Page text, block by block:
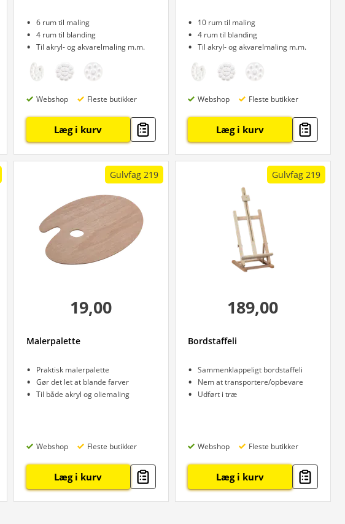
6 rum til maling
4 rum til blanding
Til akryl- og akvarelmaling m.m.
Webshop Fleste butikker
Læg i kurv
10 rum til maling
4 rum til blanding
Til akryl- og akvarelmaling m.m.
Webshop Fleste butikker
Læg i kurv
Gulvfag 219
19,00
Malerpalette
Praktisk malerpalette
Gør det let at blande farver
Til både akryl og oliemaling
Webshop Fleste butikker
Læg i kurv
Gulvfag 219
189,00
Bordstaffeli
Sammenklappeligt bordstaffeli
Nem at transportere/opbevare
Udført i træ
Webshop Fleste butikker
Læg i kurv